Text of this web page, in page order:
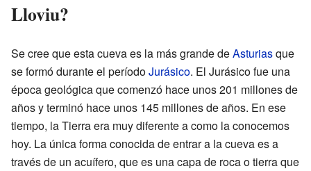
Lloviu?
Se cree que esta cueva es la más grande deAsturiasque
se formó durante el períodoJurásico. El Jurásico fue una
época geológica que comenzó hace unos 201 millones de
años y terminó hace unos 145 millones de años. En ese
tiempo, la Tierra era muy diferente a como la conocemos
hoy. La única forma conocida de entrar a la cueva es a
través de un acuífero, que es una capa de roca o tierra que